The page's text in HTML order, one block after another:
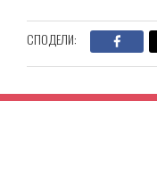
СПОДЕЛИ: